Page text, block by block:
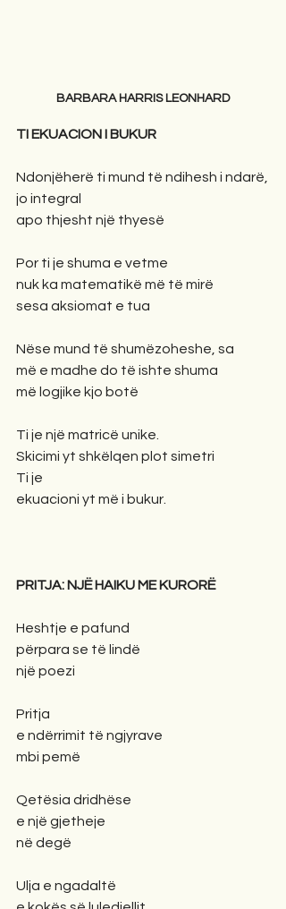
BARBARA HARRIS LEONHARD
TI EKUACION I BUKUR
Ndonjëherë ti mund të ndihesh i ndarë,
jo integral
apo thjesht një thyesë
Por ti je shuma e vetme
nuk ka matematikë më të mirë
sesa aksiomat e tua
Nëse mund të shumëzoheshe, sa
më e madhe do të ishte shuma
më logjike kjo botë
Ti je një matricë unike.
Skicimi yt shkëlqen plot simetri
Ti je
ekuacioni yt më i bukur.
PRITJA: NJË HAIKU ME KURORË
Heshtje e pafund
përpara se të lindë
një poezi
Pritja
e ndërrimit të ngjyrave
mbi pemë
Qetësia dridhëse
e një gjetheje
në degë
Ulja e ngadaltë